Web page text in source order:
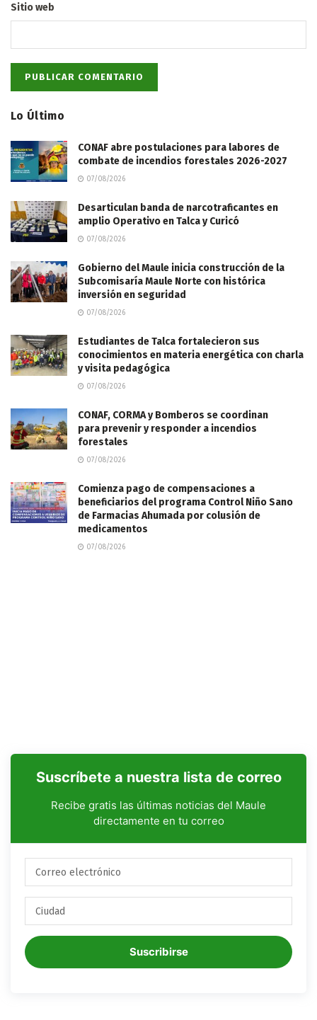
Sitio web
Lo Último
CONAF abre postulaciones para labores de
combate de incendios forestales 2026-2027
07/08/2026
Desarticulan banda de narcotraficantes en
amplio Operativo en Talca y Curicó
07/08/2026
Gobierno del Maule inicia construcción de la
Subcomisaría Maule Norte con histórica
inversión en seguridad
07/08/2026
Estudiantes de Talca fortalecieron sus
conocimientos en materia energética con charla
y visita pedagógica
07/08/2026
CONAF, CORMA y Bomberos se coordinan
para prevenir y responder a incendios
forestales
07/08/2026
Comienza pago de compensaciones a
beneficiarios del programa Control Niño Sano
de Farmacias Ahumada por colusión de
medicamentos
07/08/2026
Suscríbete a nuestra lista de correo
Recibe gratis las últimas noticias del Maule
directamente en tu correo
Suscribirse